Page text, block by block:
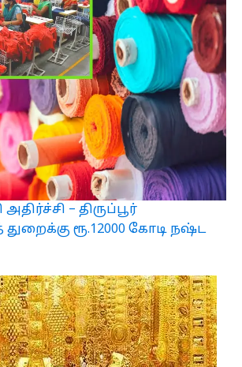
– திருப்பூர்
ரூ.12000 கோடி நஷ்ட